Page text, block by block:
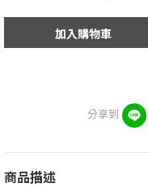
加入購物車
分享到
商品描述